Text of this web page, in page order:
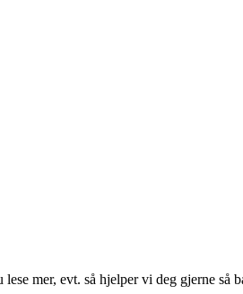
mer, evt. så hjelper vi deg gjerne så